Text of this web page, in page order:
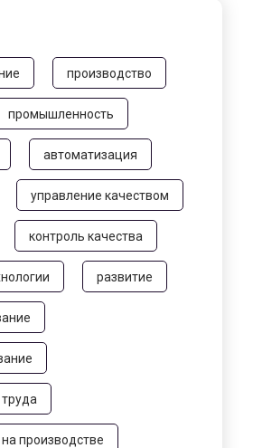
производство
промышленность
автоматизация
управление качеством
контроль качества
развитие
производстве